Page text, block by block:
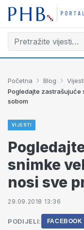
Početna › Blog › Vijesti
Pogledajte zastrašujuće
sobom
VIJESTI
snimke
nosi sve
29.09.2018 13:36
PODIJELI: FACEBOOK